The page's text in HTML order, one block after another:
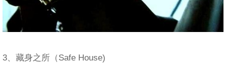
3、藏身之所（Safe House)